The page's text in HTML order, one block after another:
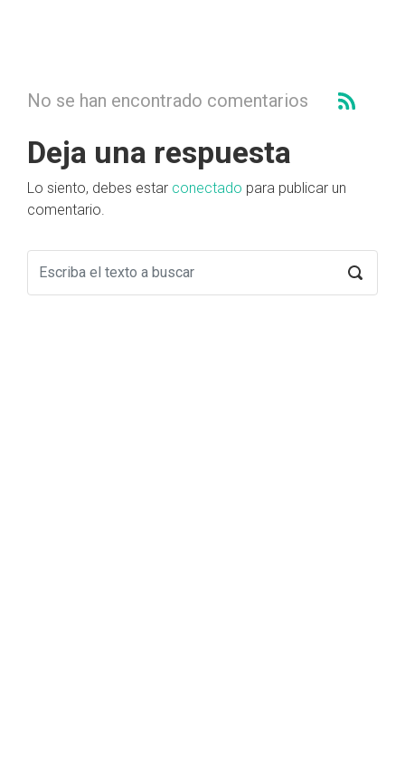
No se han encontrado comentarios
Deja una respuesta
Lo siento, debes estar conectado para publicar un
comentario.